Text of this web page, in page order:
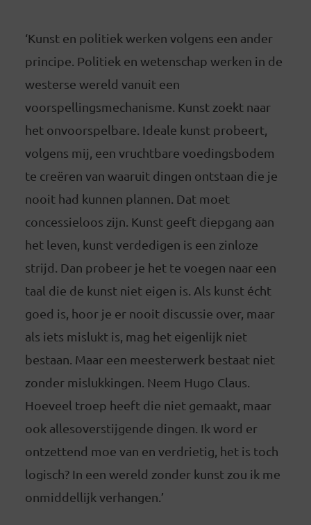
‘Kunst en politiek werken volgens een ander
principe. Politiek en wetenschap werken in de
westerse wereld vanuit een
voorspellingsmechanisme. Kunst zoekt naar
het onvoorspelbare. Ideale kunst probeert,
volgens mij, een vruchtbare voedingsbodem
te creëren van waaruit dingen ontstaan die je
nooit had kunnen plannen. Dat moet
concessieloos zijn. Kunst geeft diepgang aan
het leven, kunst verdedigen is een zinloze
strijd. Dan probeer je het te voegen naar een
taal die de kunst niet eigen is. Als kunst écht
goed is, hoor je er nooit discussie over, maar
als iets mislukt is, mag het eigenlijk niet
bestaan. Maar een meesterwerk bestaat niet
zonder mislukkingen. Neem Hugo Claus.
Hoeveel troep heeft die niet gemaakt, maar
ook allesoverstijgende dingen. Ik word er
ontzettend moe van en verdrietig, het is toch
logisch? In een wereld zonder kunst zou ik me
onmiddellijk verhangen.’